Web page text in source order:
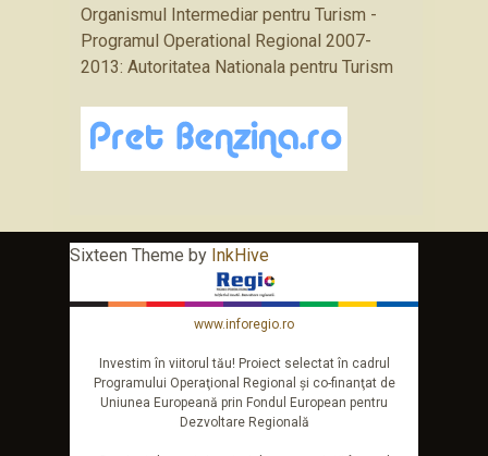
Organismul Intermediar pentru Turism -
Programul Operational Regional 2007-
2013: Autoritatea Nationala pentru Turism
Sixteen Theme by InkHive
www.inforegio.ro
Investim în viitorul tău! Proiect selectat în cadrul
Programului Operaţional Regional şi co-finanţat de
Uniunea Europeană prin Fondul European pentru
Dezvoltare Regională